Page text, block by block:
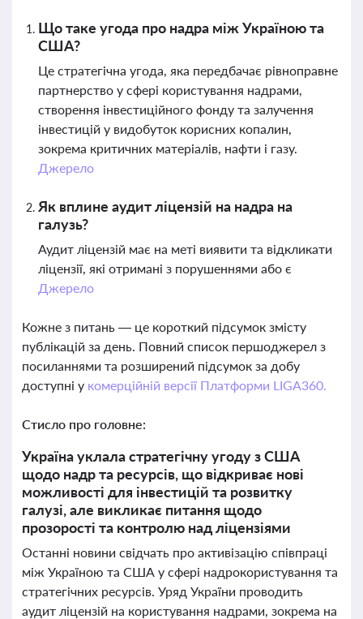
Що таке угода про надра між Україною та
США?
Це стратегічна угода, яка передбачає рівноправне
партнерство у сфері користування надрами,
створення інвестиційного фонду та залучення
інвестицій у видобуток корисних копалин,
зокрема критичних матеріалів, нафти і газу.
Джерело
Як вплине аудит ліцензій на надра на
галузь?
Аудит ліцензій має на меті виявити та відкликати
ліцензії, які отримані з порушеннями або є
Джерело
Кожне з питань — це короткий підсумок змісту
публікацій за день. Повний список першоджерел з
посиланнями та розширений підсумок за добу
доступні у комерційній версії Платформи LIGA360.
Стисло про головне:
Україна уклала стратегічну угоду з США
щодо надр та ресурсів, що відкриває нові
можливості для інвестицій та розвитку
галузі, але викликає питання щодо
прозорості та контролю над ліцензіями
Останні новини свідчать про активізацію співпраці
між Україною та США у сфері надрокористування та
стратегічних ресурсів. Уряд України проводить
аудит ліцензій на користування надрами, зокрема на